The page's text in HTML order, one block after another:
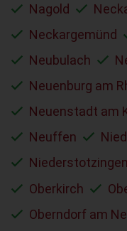
Nagold
Neckargemünd
Neubulach
Neuenburg am
Neuenstadt am
Neuffen
Niederstotzingen
Oberkirch
Oberndorf am